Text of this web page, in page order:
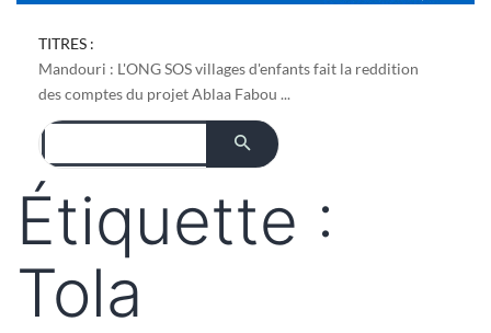
TITRES :
Mandouri : L'ONG SOS villages d'enfants fait la reddition
des comptes du projet Ablaa Fabou ...
Étiquette :
Tola